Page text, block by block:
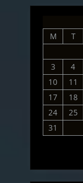
M
T
3
4
10
11
17
18
24
25
31